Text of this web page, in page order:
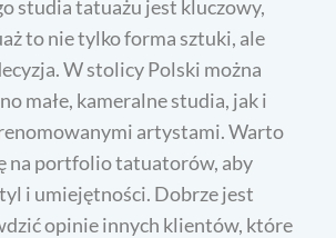
studia tatuażu jest kluczowy,
to nie tylko forma sztuki, ale
W stolicy Polski można
małe, kameralne studia, jak i
artystami. Warto
na portfolio tatuatorów, aby
i umiejętności. Dobrze jest
opinie innych klientów, które